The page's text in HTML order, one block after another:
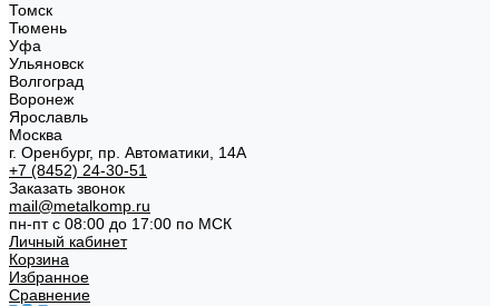
Томск
Тюмень
Уфа
Ульяновск
Волгоград
Воронеж
Ярославль
Москва
г. Оренбург, пр. Автоматики, 14А
+7 (8452) 24-30-51
Заказать звонок
mail@metalkomp.ru
пн-пт с 08:00 до 17:00 по МСК
Личный кабинет
Корзина
Избранное
Сравнение